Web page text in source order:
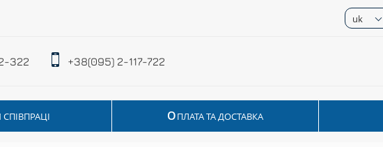
uk
322 +38(095) 2-117-722
ОПЛАТА ТА ДОСТАВКА